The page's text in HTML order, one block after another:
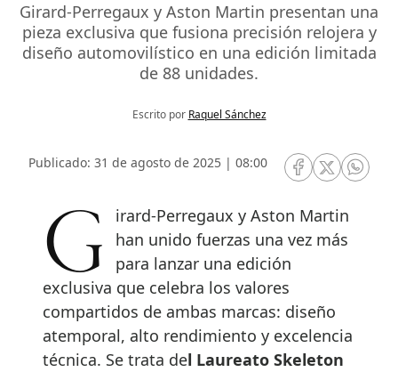
Girard-Perregaux y Aston Martin presentan una
pieza exclusiva que fusiona precisión relojera y
diseño automovilístico en una edición limitada
de 88 unidades.
Escrito por Raquel Sánchez
Publicado: 31 de agosto de 2025 | 08:00
RRSS Facebook
RRSSRRSS
Girard-Perregaux y Aston Martin
han unido fuerzas una vez más
para lanzar una edición
exclusiva que celebra los valores
compartidos de ambas marcas: diseño
atemporal, alto rendimiento y excelencia
técnica. Se trata del Laureato Skeleton